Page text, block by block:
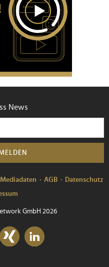
News
Mediadaten AGB
Datenschutz
GmbH 2026